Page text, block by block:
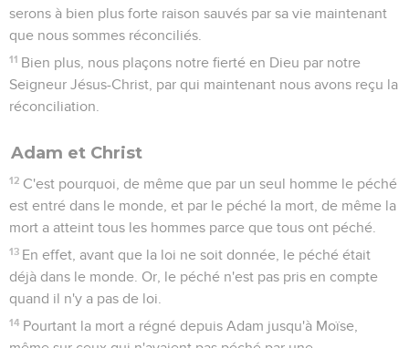
serons à bien plus forte raison sauvés par sa vie maintenant
que nous sommes réconciliés.
11 Bien plus, nous plaçons notre fierté en Dieu par notre
Seigneur Jésus-Christ, par qui maintenant nous avons reçu la
réconciliation.
Adam et Christ
12 C'est pourquoi, de même que par un seul homme le péché
est entré dans le monde, et par le péché la mort, de même la
mort a atteint tous les hommes parce que tous ont péché.
13 En effet, avant que la loi ne soit donnée, le péché était
déjà dans le monde. Or, le péché n'est pas pris en compte
quand il n'y a pas de loi.
14 Pourtant la mort a régné depuis Adam jusqu'à Moïse,